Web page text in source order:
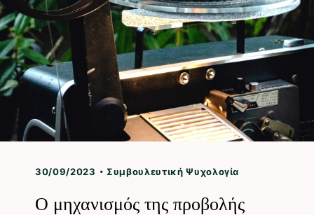
30/09/2023 Συμβουλευτική Ψυχολογία
Ο μηχανισμός της προβολής